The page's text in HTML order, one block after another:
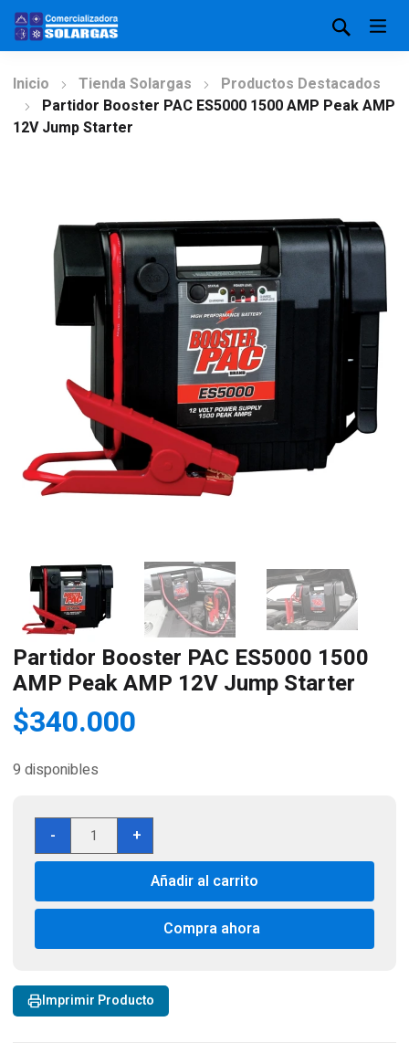
Inicio Tienda Solargas
Productos Destacados
Partidor Booster PAC ES5000 1500 AMP Peak AMP
12V Jump Starter
Partidor Booster PAC ES5000 1500
AMP Peak AMP 12V Jump Starter
$340.000
9 disponibles
-
Partidor
Booster
PAC
1500
Peak
12V
Jump
+
Añadir al carrito
Compra ahora
Imprimir Producto